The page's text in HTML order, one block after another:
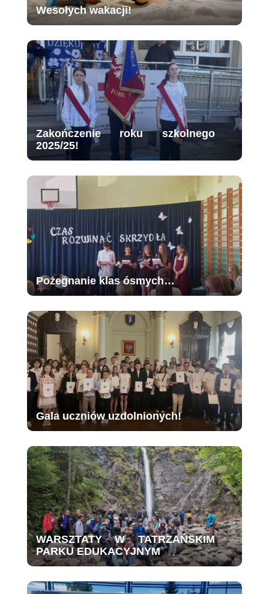
Wesołych wakacji!
Zakończenie roku szkolnego
2025/25!
Pożegnanie klas ósmych…
Gala uczniów uzdolnionych!
WARSZTATY W TATRZAŃSKIM
PARKU EDUKACYJNYM